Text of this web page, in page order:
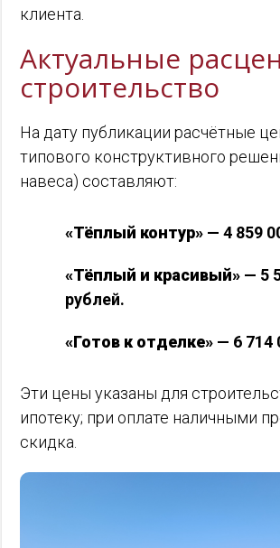
клиента.
Актуальные
строительство
На дату публикации расчётные
типового конструктивного
навеса) составляют:
«Тёплый контур» — 4 859
«Тёплый и красивый» — 5
рублей.
«Готов к отделке» — 6 714
Эти цены указаны для
ипотеку; при оплате наличными
скидка.